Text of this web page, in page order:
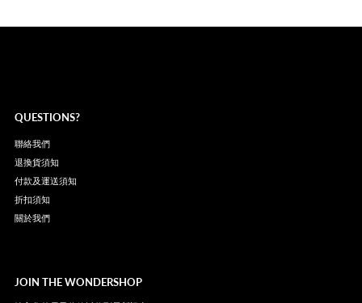
QUESTIONS?
聯絡我們
退換貨須知
付款及運送須知
折扣須知
關於我們
JOIN THE WONDERSHOP